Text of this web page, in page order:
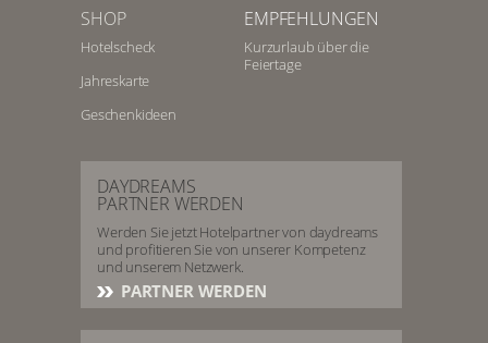
SHOP
Hotelscheck
Jahreskarte
Geschenkideen
EMPFEHLUNGEN
Kurzurlaub über die
Feiertage
DAYDREAMS
PARTNER WERDEN
Werden Sie jetzt Hotelpartner von daydreams
und profitieren Sie von unserer Kompetenz
und unserem Netzwerk.
PARTNER WERDEN